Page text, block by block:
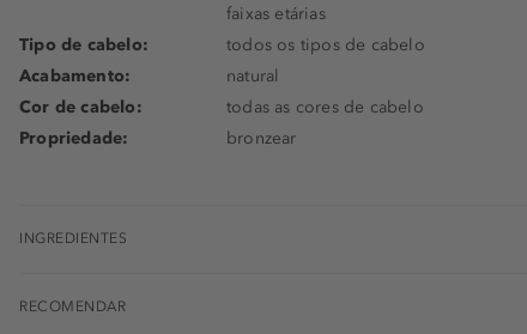
faixas etárias
Tipo de cabelo:
todos os tipos de cabelo
Acabamento:
natural
Cor de cabelo:
todas as cores de cabelo
Propriedade:
bronzear
INGREDIENTES
RECOMENDAR